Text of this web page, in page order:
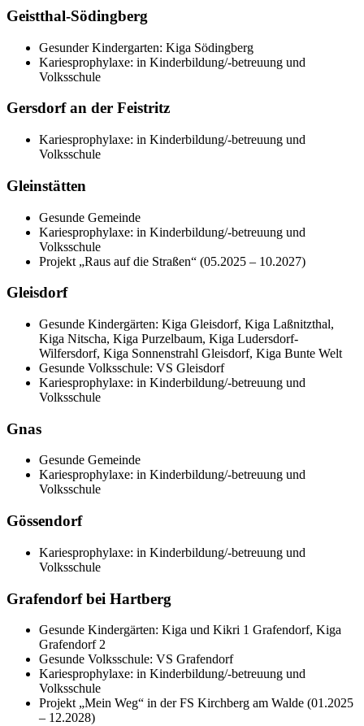
Geistthal-Södingberg
Gesunder Kindergarten: Kiga Södingberg
Kariesprophylaxe: in Kinderbildung/-betreuung und
Volksschule
Gersdorf an der Feistritz
Kariesprophylaxe: in Kinderbildung/-betreuung und
Volksschule
Gleinstätten
Gesunde Gemeinde
Kariesprophylaxe: in Kinderbildung/-betreuung und
Volksschule
Projekt „Raus auf die Straßen“ (05.2025 – 10.2027)
Gleisdorf
Gesunde Kindergärten: Kiga Gleisdorf, Kiga Laßnitzthal,
Kiga Nitscha, Kiga Purzelbaum, Kiga Ludersdorf-
Wilfersdorf, Kiga Sonnenstrahl Gleisdorf, Kiga Bunte Welt
Gesunde Volksschule: VS Gleisdorf
Kariesprophylaxe: in Kinderbildung/-betreuung und
Volksschule
Gnas
Gesunde Gemeinde
Kariesprophylaxe: in Kinderbildung/-betreuung und
Volksschule
Gössendorf
Kariesprophylaxe: in Kinderbildung/-betreuung und
Volksschule
Grafendorf bei Hartberg
Gesunde Kindergärten: Kiga und Kikri 1 Grafendorf, Kiga
Grafendorf 2
Gesunde Volksschule: VS Grafendorf
Kariesprophylaxe: in Kinderbildung/-betreuung und
Volksschule
Projekt „Mein Weg“ in der FS Kirchberg am Walde (01.2025
– 12.2028)